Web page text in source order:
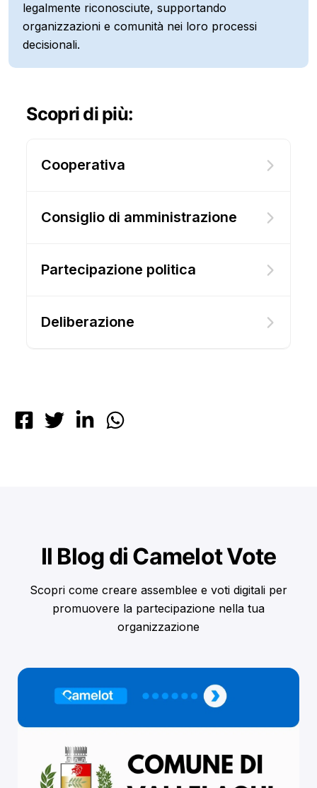
legalmente riconosciute, supportando
organizzazioni e comunità nei loro processi
decisionali.
Scopri di più:
Cooperativa
Consiglio di amministrazione
Partecipazione politica
Deliberazione
Il Blog di Camelot Vote
Scopri come creare assemblee e voti digitali per
promuovere la partecipazione nella tua
organizzazione